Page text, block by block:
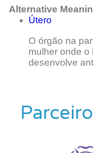
Alternative
Útero
O órgão na
mulher onde
desenvolve